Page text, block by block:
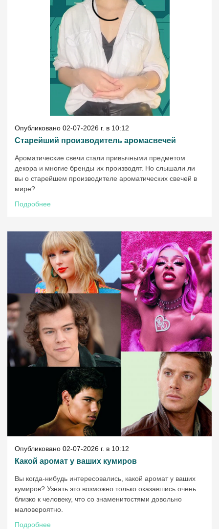
Опубликовано 02-07-2026 г. в 10:12
Старейший производитель аромасвечей
Ароматические свечи стали привычными предметом
декора и многие бренды их производят. Но слышали ли
вы о старейшем производителе ароматических свечей в
мире?
Подробнее
Опубликовано 02-07-2026 г. в 10:12
Какой аромат у ваших кумиров
Вы когда-нибудь интересовались, какой аромат у ваших
кумиров? Узнать это возможно только оказавшись очень
близко к человеку, что со знаменитостями довольно
маловероятно.
Подробнее